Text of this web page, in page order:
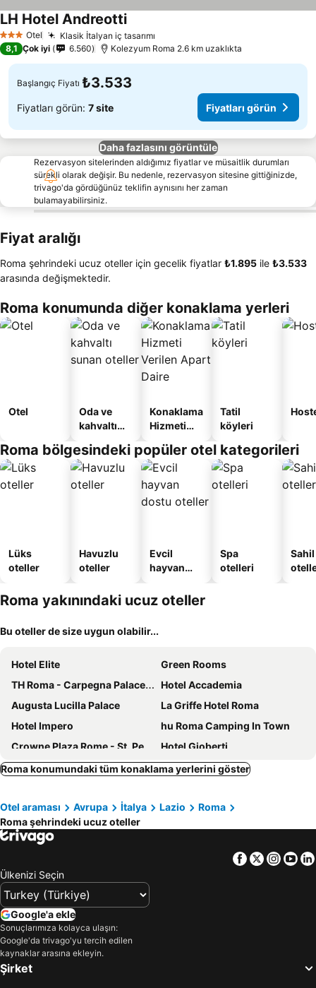
3 YıldızOtel Klasik İtalyan iç tasarımı
LH Hotel AndreottiFiyatları görün
8,1 Çok iyi 6.560 Kolezyum Roma 2.6 km uzaklıkta
Başlangıç Fiyatı ₺3.533
Fiyatları görün: 7 site Fiyatları görün
Daha fazlasını görüntüle
Rezervasyon sitelerinden aldığımız fiyatlar ve müsaitlik durumları
sürekli olarak değişir. Bu nedenle, rezervasyon sitesine gittiğinizde,
trivago'da gördüğünüz teklifin aynısını her zaman
bulamayabilirsiniz.
Fiyat aralığı
Roma şehrindeki ucuz oteller için gecelik fiyatlar ‎₺1.895 ile ‎₺3.533
arasında değişmektedir.
Roma konumunda diğer konaklama yerleri
Otel
Oda ve
kahvaltı
oteller
Konaklama
Hizmeti
Apart
Daire
Tatil
köyleri
Roma bölgesindeki popüler otel kategorileri
Lüks
oteller
Havuzlu
oteller
Evcil
hayvan
oteller
Spa
otelleri
Sahil
Roma yakınındaki ucuz oteller
Bu oteller de size uygun olabilir...
Hotel Elite
Green Rooms
TH Roma - Carpegna Palace Hotel
Hotel Accademia
Augusta Lucilla Palace
La Griffe Hotel Roma
Hotel Impero
hu Roma Camping In Town
Crowne Plaza Rome - St. Peters By Ihg
Hotel Gioberti
Radisson Collection Hotel, Roma Antica
Aparthotel Colombo Roma
Hotel Mosaic Central Rome
Roma Palace Suite
Excel Roma Montemario
ibis Styles Roma Eur
Mercure Roma Cinecittà
MEININGER Roma Termini
Hotel Roma Tor Vergata
Hotel San Giovanni Roma
The Guardian Hotel
Hotel Taormina
In Trastevere House
Residenza Antica Roma
Roma konumundaki tüm konaklama yerlerini göster
Otel araması Avrupa İtalya Lazio
Roma
Roma şehrindeki ucuz oteller
Facebook
Twitter
Ülkenizi Seçin
Google'a ekle
Sonuçlarımıza kolayca ulaşın:
Google'da trivago'yu tercih edilen
kaynaklar arasına ekleyin.
Şirket